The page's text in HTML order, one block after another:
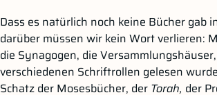
Dass es natürlich noch keine Bücher gab
darüber müssen wir kein Wort verlieren:
die Synagogen, die
verschiedenen Schriftrollen gelesen
Schatz der Mosesbücher, der Torah, der